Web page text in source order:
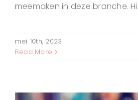
meemaken in deze branche.
mei 10th, 2023
Read More